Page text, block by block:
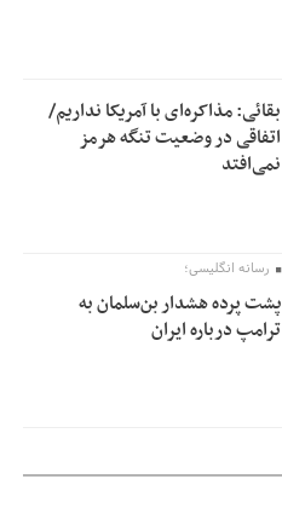
بقائی: مذاکره‌ای با آمریکا نداریم/
اتفاقی در وضعیت تنگه هرمز
نمی‌افتد
رسانه انگلیسی؛
پشت پرده هشدار بن‌سلمان به
ترامپ درباره ایران